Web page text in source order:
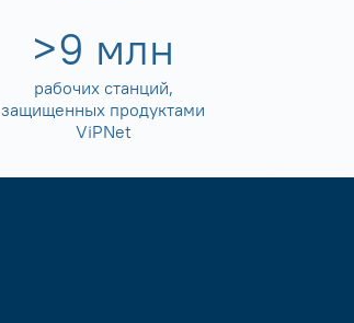
>10 млн
рабочих станций,
защищенных продуктами
ViPNet